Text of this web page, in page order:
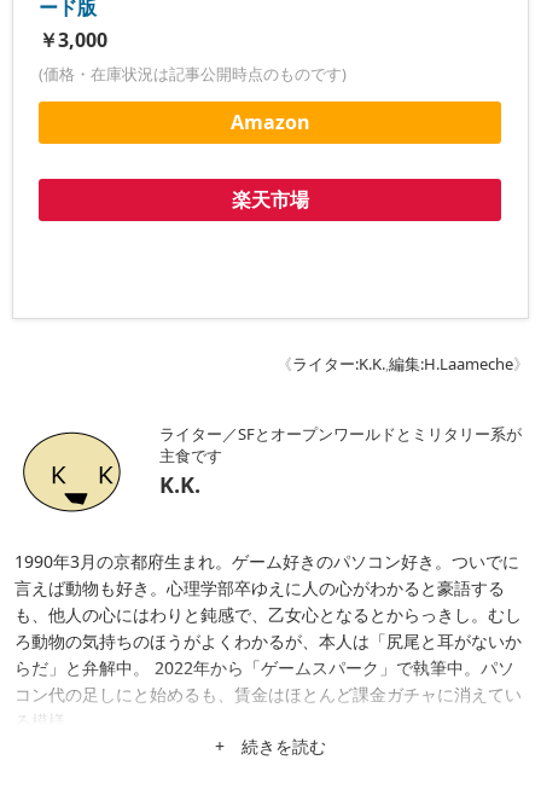
ード版
￥3,000
(価格・在庫状況は記事公開時点のものです)
Amazon
楽天市場
《ライター:K.K.,編集:H.Laameche》
ライター／SFとオープンワールドとミリタリー系が
主食です
K.K.
1990年3月の京都府生まれ。ゲーム好きのパソコン好き。ついでに
言えば動物も好き。心理学部卒ゆえに人の心がわかると豪語する
も、他人の心にはわりと鈍感で、乙女心となるとからっきし。むし
ろ動物の気持ちのほうがよくわかるが、本人は「尻尾と耳がないか
らだ」と弁解中。 2022年から「ゲームスパーク」で執筆中。パソ
コン代の足しにと始めるも、賃金はほとんど課金ガチャに消えてい
る模様。
+ 続きを読む